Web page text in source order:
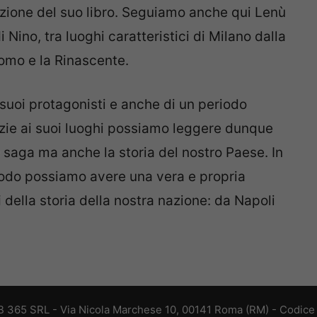
del suo libro. Seguiamo anche qui Lenù
Nino, tra luoghi caratteristici di Milano dalla
e la Rinascente.
protagonisti e anche di un periodo
ai suoi luoghi possiamo leggere dunque
ma anche la storia del nostro Paese. In
possiamo avere una vera e propria
storia della nostra nazione: da Napoli
SRL - Via Nicola Marchese 10, 00141 Roma (RM) -